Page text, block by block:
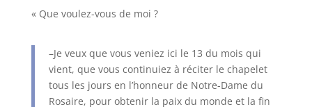
« Que voulez-vous de moi ?
–Je veux que vous veniez ici le 13 du mois qui
vient, que vous continuiez à réciter le chapelet
tous les jours en l’honneur de Notre-Dame du
Rosaire, pour obtenir la paix du monde et la fin